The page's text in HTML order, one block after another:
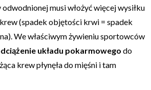
musi włożyć więcej wysiłku
(spadek objętości krwi = spadek
We właściwym żywieniu sportowców
układu pokarmowego do
krew płynęła do mięśni i tam